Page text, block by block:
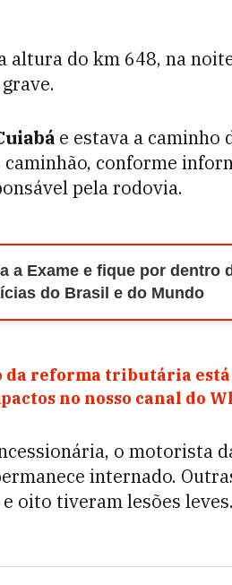
altura do km 648, na
e estava a caminho
conforme
pela rodovia.
a Exame e fique por dentro
do Brasil e do Mundo
da reforma tributária está
no nosso canal do
o motorista
internado.
oito tiveram lesões